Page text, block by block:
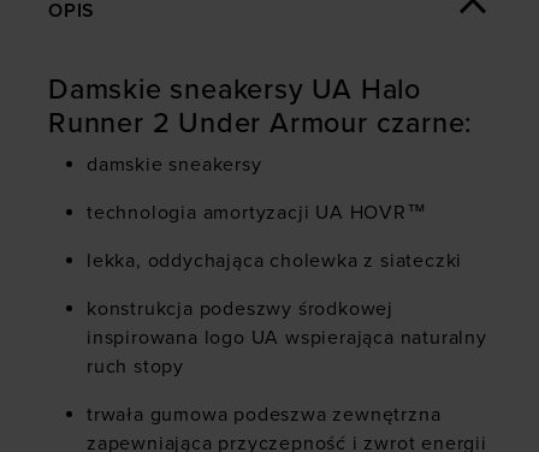
OPIS
Damskie sneakersy UA Halo
Runner 2 Under Armour czarne:
damskie sneakersy
technologia amortyzacji UA HOVR™
lekka, oddychająca cholewka z siateczki
konstrukcja podeszwy środkowej
inspirowana logo UA wspierająca naturalny
ruch stopy
trwała gumowa podeszwa zewnętrzna
zapewniająca przyczepność i zwrot energii